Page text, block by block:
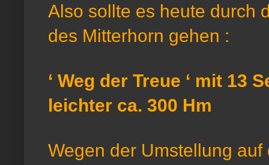
Also sollte es heute durch
des Mitterhorn gehen :
‘ Weg der Treue ‘ mit 13
leichter ca. 300 Hm
Wegen der Umstellung